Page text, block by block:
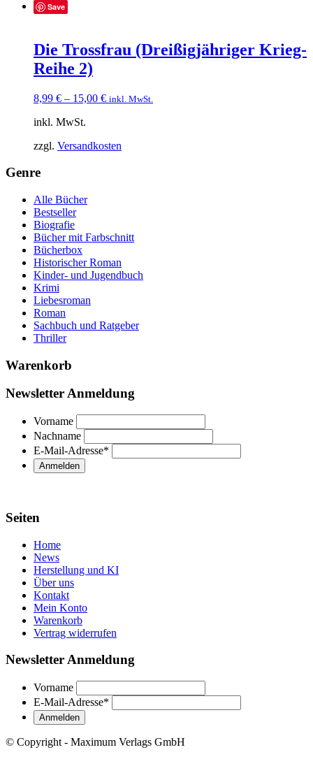
Save
Die Trossfrau (Dreißigjähriger Krieg-
Reihe 2)
8,99 € – 15,00 € inkl. MwSt.
inkl. MwSt.
zzgl. Versandkosten
Genre
Alle Bücher
Bestseller
Biografie
Bücher mit Farbschnitt
Bücherbox
Historischer Roman
Kinder- und Jugendbuch
Krimi
Liebesroman
Roman
Sachbuch und Ratgeber
Thriller
Warenkorb
Newsletter Anmeldung
Vorname
Nachname
E-Mail-Adresse*
Seiten
Home
News
Herstellung und KI
Über uns
Kontakt
Mein Konto
Warenkorb
Vertrag widerrufen
Newsletter Anmeldung
Vorname
E-Mail-Adresse*
© Copyright - Maximum Verlags GmbH